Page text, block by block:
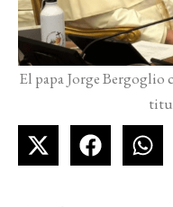
El papa Jorge Bergoglio